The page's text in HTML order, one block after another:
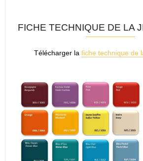
FICHE TECHNIQUE DE LA
Télécharger la fiche technique de